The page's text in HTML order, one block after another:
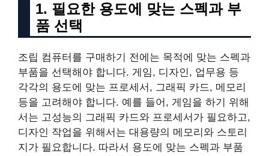
1. 필요한 용도에 맞는 스펙과 부
품 선택
조립 컴퓨터를 구매하기 전에는 목적에 맞는 스펙과
부품을 선택해야 합니다. 게임, 디자인, 업무용 등
각각의 용도에 맞는 프로세서, 그래픽 카드, 메모리
등을 고려해야 합니다. 예를 들어, 게임을 하기 위해
서는 고성능의 그래픽 카드와 프로세서가 필요하고,
디자인 작업을 위해서는 대용량의 메모리와 스토리
지가 필요합니다. 따라서 용도에 맞는 스펙과 부품